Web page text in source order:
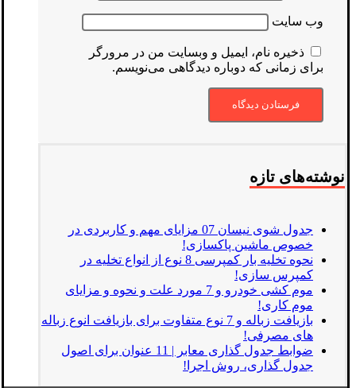
وب‌ سایت
ذخیره نام، ایمیل و وبسایت من در مرورگر
برای زمانی که دوباره دیدگاهی می‌نویسم.
نوشته‌های تازه
جدول شوی نیسان 07 مزایای مهم و کاربردی در
خصوص ماشین پاکسازی!
نحوه تخلیه بار کمپرسی 8 نوع از انواع تخلیه در
کمپرس سازی!
موم کشی خودرو و 7 مورد علت و نحوه و مزایای
موم کاری!
بازیافت زباله و 7 نوع متفاوت برای بازیافت انوع زباله
های مصرفی!
ضوابط جدول گذاری معابر | 11 عنوان برای اصول
جدول گذاری، روش اجرا!